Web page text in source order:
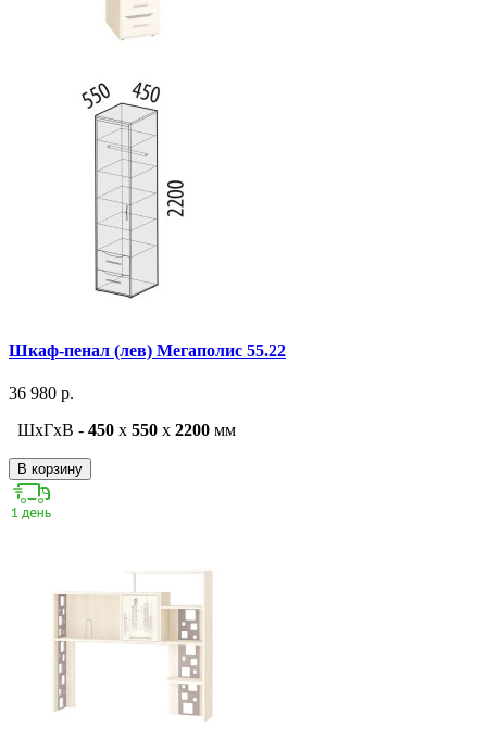
Шкаф-пенал (лев) Мегаполис 55.22
36 980 р.
ШxГxВ - 450 x 550 x 2200 мм
В корзину